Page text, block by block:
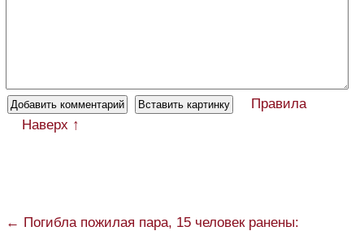
Правила
Наверх ↑
← Погибла пожилая пара, 15 человек ранены: